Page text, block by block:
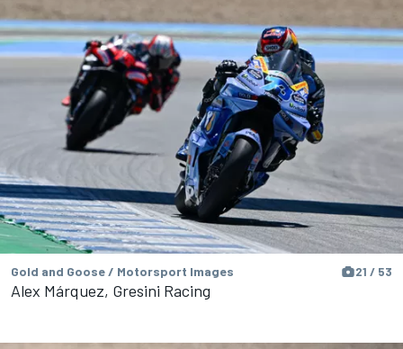
Gold and Goose / Motorsport Images 21 / 53
Alex Márquez, Gresini Racing